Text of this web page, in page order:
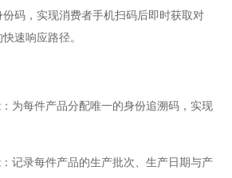
码，实现消费者手机扫码后即时获取对
速响应路径。
为每件产品分配唯一的身份追溯码，实现
记录每件产品的生产批次、生产日期与产